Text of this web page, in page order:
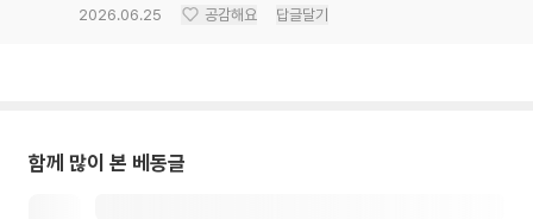
2026.06.25 공감해요 답글달기
함께 많이 본 베동글